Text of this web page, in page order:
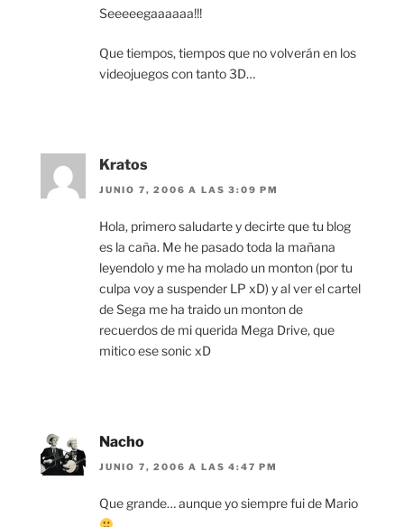
Seeeeegaaaaaa!!!
Que tiempos, tiempos que no volverán en los
videojuegos con tanto 3D…
Kratos
JUNIO 7, 2006 A LAS 3:09 PM
Hola, primero saludarte y decirte que tu blog
es la caña. Me he pasado toda la mañana
leyendolo y me ha molado un monton (por tu
culpa voy a suspender LP xD) y al ver el cartel
de Sega me ha traido un monton de
recuerdos de mi querida Mega Drive, que
mitico ese sonic xD
Nacho
JUNIO 7, 2006 A LAS 4:47 PM
Que grande… aunque yo siempre fui de Mario